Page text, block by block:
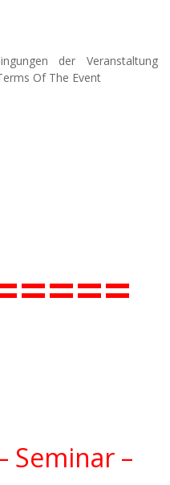
der Veranstaltung
Of The Event
Seminar –